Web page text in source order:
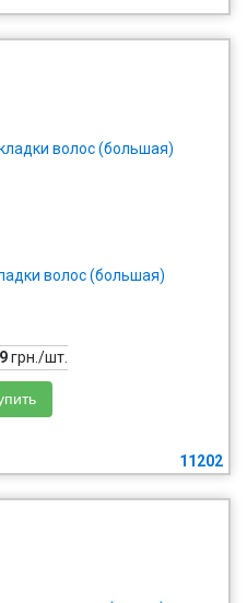
волос (большая)
грн./шт.
11202